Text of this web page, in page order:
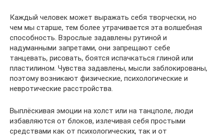
Каждый человек может выражать себя творчески, но
чем мы старше, тем более утрачивается эта волшебная
способность. Взрослые задавлены рутиной и
надуманными запретами, они запрещают себе
танцевать, рисовать, боятся испачкаться глиной или
пластилином. Чувства задавлены, мысли заблокированы,
поэтому возникают физические, психологические и
невротические расстройства.
Выплёскивая эмоции на холст или на танцполе, люди
избавляются от блоков, излечивая себя простыми
средствами как от психологических, так и от